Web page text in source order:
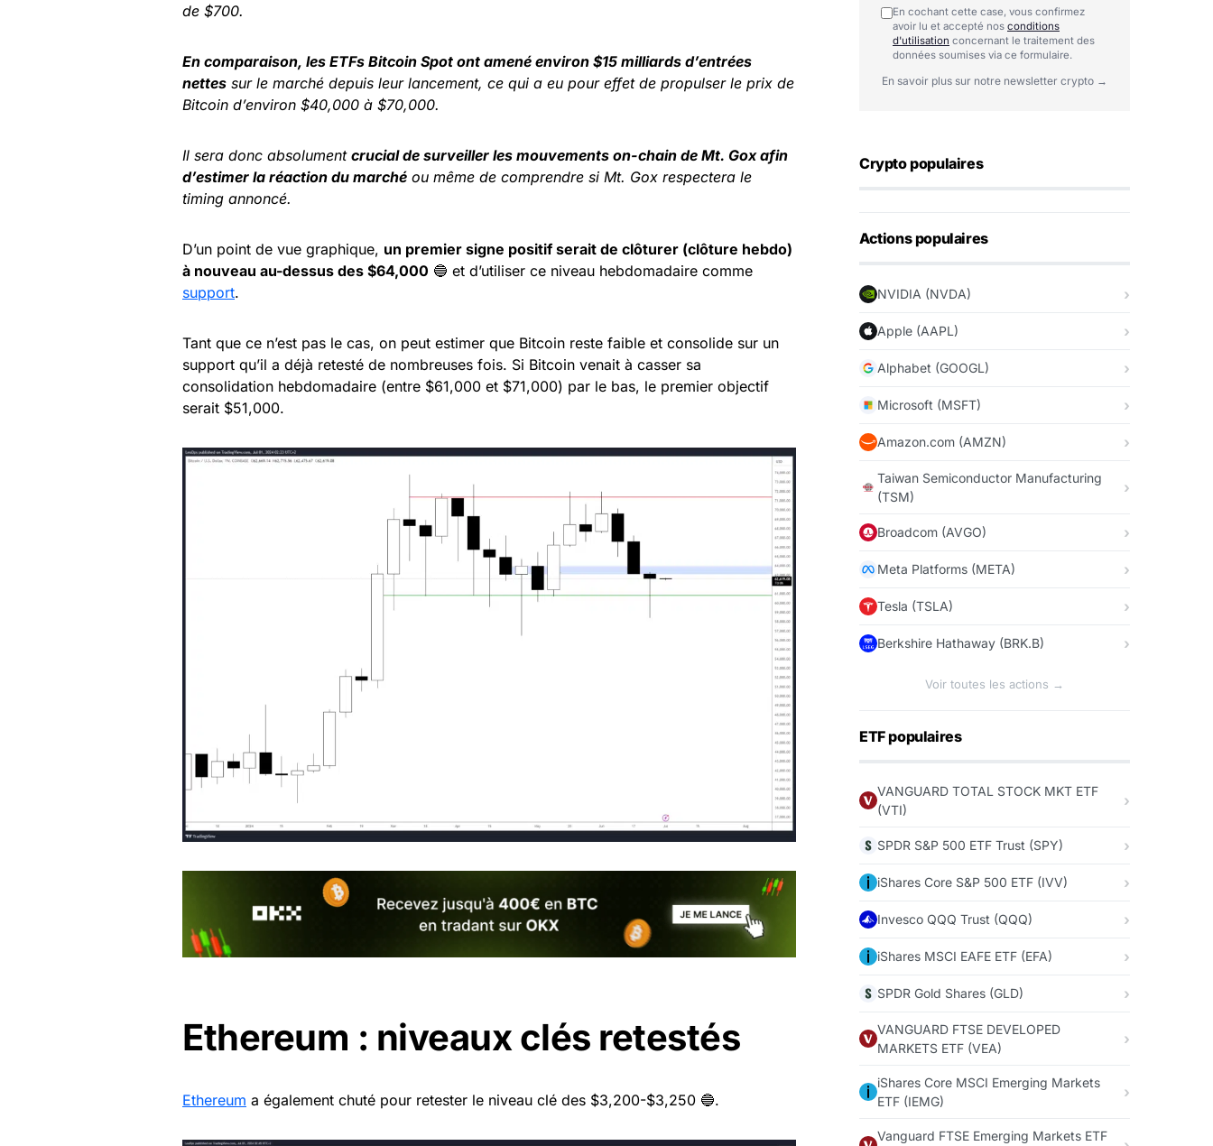
de $700.
En comparaison, les ETFs Bitcoin Spot ont amené environ $15 milliards d’entrées
nettes sur le marché depuis leur lancement, ce qui a eu pour effet de propulser le prix de
Bitcoin d’environ $40,000 à $70,000.
Il sera donc absolument crucial de surveiller les mouvements on-chain de Mt. Gox afin
d’estimer la réaction du marché ou même de comprendre si Mt. Gox respectera le
timing annoncé.
D’un point de vue graphique, un premier signe positif serait de clôturer (clôture hebdo)
à nouveau au-dessus des $64,000 🔵 et d’utiliser ce niveau hebdomadaire comme
support.
Tant que ce n’est pas le cas, on peut estimer que Bitcoin reste faible et consolide sur un
support qu’il a déjà retesté de nombreuses fois. Si Bitcoin venait à casser sa
consolidation hebdomadaire (entre $61,000 et $71,000) par le bas, le premier objectif
serait $51,000.
Ethereum : niveaux clés retestés
Ethereum a également chuté pour retester le niveau clé des $3,200-$3,250 🔵.
En cochant cette case, vous confirmez
avoir lu et accepté nos conditions
d'utilisation concernant le traitement des
données soumises via ce formulaire.
En savoir plus sur notre newsletter crypto →
Crypto populaires
Actions populaires
NVIDIA (NVDA)
Apple (AAPL)
Alphabet (GOOGL)
Microsoft (MSFT)
Amazon.com (AMZN)
Taiwan Semiconductor Manufacturing
(TSM)
Broadcom (AVGO)
Meta Platforms (META)
Tesla (TSLA)
Berkshire Hathaway (BRK.B)
Voir toutes les actions →
ETF populaires
VANGUARD TOTAL STOCK MKT ETF
(VTI)
SPDR S&P 500 ETF Trust (SPY)
iShares Core S&P 500 ETF (IVV)
Invesco QQQ Trust (QQQ)
iShares MSCI EAFE ETF (EFA)
SPDR Gold Shares (GLD)
VANGUARD FTSE DEVELOPED
MARKETS ETF (VEA)
iShares Core MSCI Emerging Markets
ETF (IEMG)
Vanguard FTSE Emerging Markets ETF